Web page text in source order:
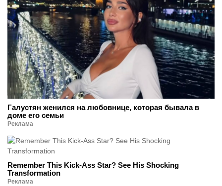
Галустян женился на любовнице, которая бывала в
доме его семьи
Реклама
Remember This Kick-Ass Star? See His Shocking
Transformation
Реклама